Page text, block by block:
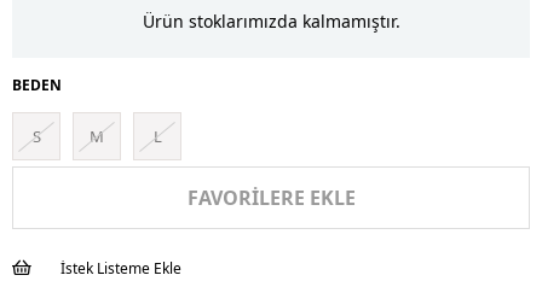
Ürün stoklarımızda kalmamıştır.
BEDEN
S M L
FAVORILERE EKLE
İstek Listeme Ekle